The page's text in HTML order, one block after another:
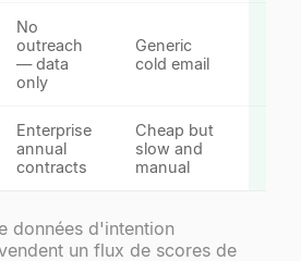
No
outreach
— data
only
Generic
cold email
Enterprise
annual
contracts
Cheap but
slow and
manual
données d'intention
un flux de scores de